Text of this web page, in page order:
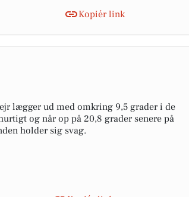
Kopiér link
lægger ud med omkring 9,5 grader i de
og når op på 20,8 grader senere på
holder sig svag.